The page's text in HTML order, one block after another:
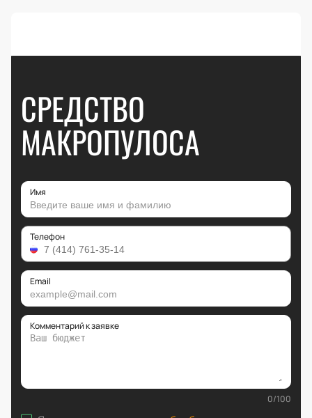
СРЕДСТВО
МАКРОПУЛОСА
Имя
Телефон
Email
Комментарий к заявке
0/100